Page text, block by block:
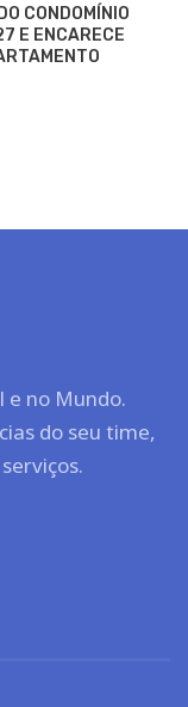
CONDOMÍNIO
E ENCARECE
e no Mundo.
do seu time,